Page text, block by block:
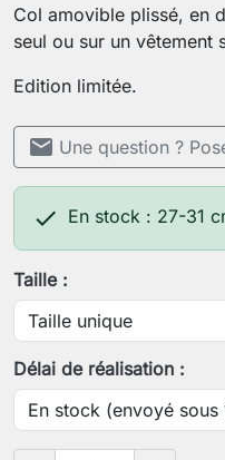
Col amovible plissé, en
seul ou sur un vêtement
Edition limitée.
mail Une question ?
 En stock : 27-31
Taille :
Délai de réalisation :